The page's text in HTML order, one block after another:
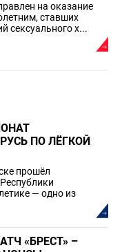
на оказание
ставших
сексуального х...
ПО ЛЁГКОЙ
прошёл
— одно из
«БРЕСТ» –